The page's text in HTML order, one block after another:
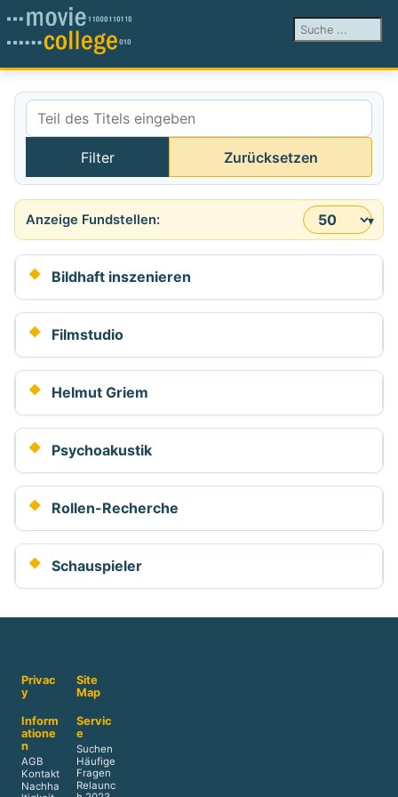
Suchen ...
Teil des Titels eingeben
Filter Zurücksetzen
Anzeige #
Bildhaft inszenieren
Filmstudio
Helmut Griem
Psychoakustik
Rollen-Recherche
Schauspieler
Privac
y
Site
Map
Inform
atione
n
AGB
Kontakt
Nachha
Servic
e
Suchen
Häufige
Fragen
Relaunc